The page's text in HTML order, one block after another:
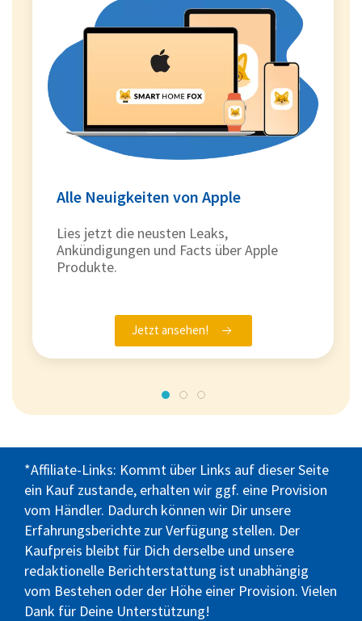
Alle Neuigkeiten von Apple
Lies jetzt die neusten Leaks,
Ankündigungen und Facts über Apple
Produkte.
Jetzt ansehen!
*Affiliate-Links: Kommt über Links auf dieser Seite
ein Kauf zustande, erhalten wir ggf. eine Provision
vom Händler. Dadurch können wir Dir unsere
Erfahrungsberichte zur Verfügung stellen. Der
Kaufpreis bleibt für Dich derselbe und unsere
redaktionelle Berichterstattung ist unabhängig
vom Bestehen oder der Höhe einer Provision. Vielen
Dank für Deine Unterstützung!